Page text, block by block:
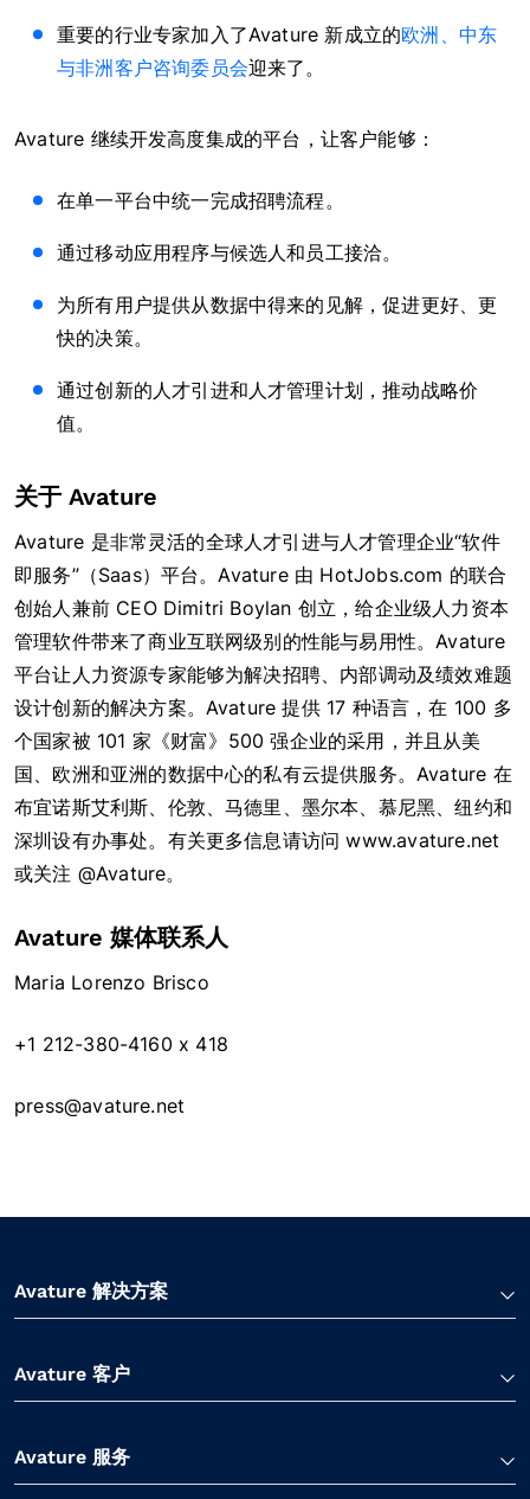
重要的行业专家加入了Avature 新成立的欧洲、中东
与非洲客户咨询委员会迎来了。
Avature 继续开发高度集成的平台，让客户能够：
在单一平台中统一完成招聘流程。
通过移动应用程序与候选人和员工接洽。
为所有用户提供从数据中得来的见解，促进更好、更
快的决策。
通过创新的人才引进和人才管理计划，推动战略价
值。
关于 Avature
Avature 是非常灵活的全球人才引进与人才管理企业“软件
即服务”（Saas）平台。Avature 由 HotJobs.com 的联合
创始人兼前 CEO Dimitri Boylan 创立，给企业级人力资本
管理软件带来了商业互联网级别的性能与易用性。Avature
平台让人力资源专家能够为解决招聘、内部调动及绩效难题
设计创新的解决方案。Avature 提供 17 种语言，在 100 多
个国家被 101 家《财富》500 强企业的采用，并且从美
国、欧洲和亚洲的数据中心的私有云提供服务。Avature 在
布宜诺斯艾利斯、伦敦、马德里、墨尔本、慕尼黑、纽约和
深圳设有办事处。有关更多信息请访问 www.avature.net
或关注 @Avature。
Avature 媒体联系人
Maria Lorenzo Brisco
+1 212-380-4160 x 418
press@avature.net
Avature 解决方案
Avature 客户
Avature 服务